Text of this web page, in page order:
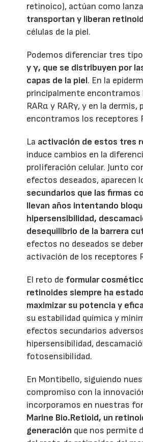
retinoico), actúan como
transportan y liberan
células de la piel.
Podemos diferenciar tres
y γ, que se distribuyen por
capas de la piel. En la
principalmente encontramos
RARα y RARγ, y en la
encontramos los receptores
La activación de estos tres
induce cambios en la
proliferación celular. Junto
efectos deseados, aparecen
secundarios que las firmas
llevan años intentando
hipersensibilidad,
desequilibrio de la barrera
efectos no deseados se
activación de los receptores
El reto de formular
retinoides siempre ha
maximizar su potencia y
su estabilidad química y
efectos secundarios
hipersensibilidad,
fotosensibilidad.
En Montibello, siguiendo
compromiso con la
incorporamos en nuestras
Marine Bio.Retioid, un
generación que nos permite